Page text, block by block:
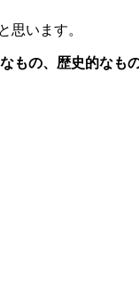
思います。
もの、歴史的なも